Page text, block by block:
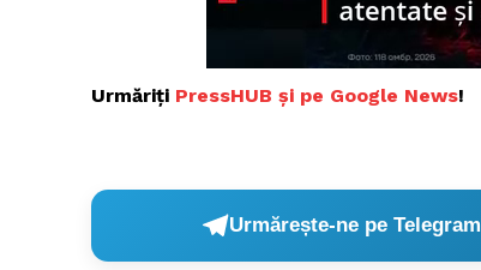
Urmăriți PressHUB și pe Google News!
Urmărește-ne pe Telegram